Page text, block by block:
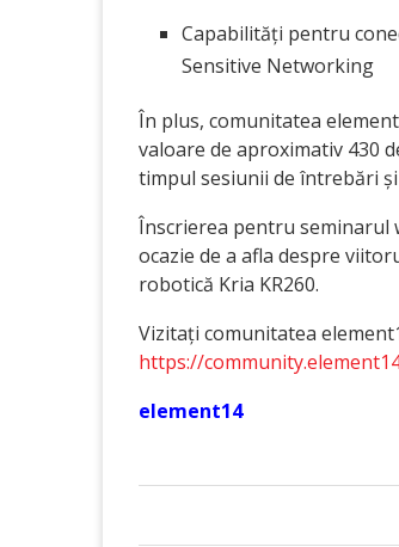
Capabilități pentru
Sensitive Networking
În plus, comunitatea
valoare de aproximativ 430
timpul sesiunii de întrebări
Înscrierea pentru seminarul
ocazie de a afla despre
robotică Kria KR260.
Vizitați comunitatea
https://
element14